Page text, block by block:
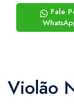
Fale
Violão